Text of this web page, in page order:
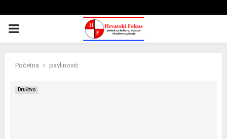
PRIMARY
Početna pavlinović
Društvo